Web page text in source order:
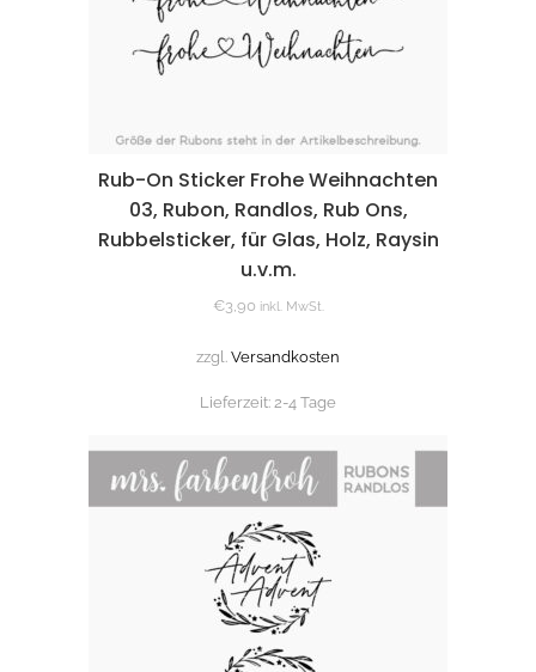
Rub-On Sticker Frohe Weihnachten
03, Rubon, Randlos, Rub Ons,
Rubbelsticker, für Glas, Holz, Raysin
u.v.m.
€3,90 inkl. MwSt.
zzgl. Versandkosten
Lieferzeit: 2-4 Tage